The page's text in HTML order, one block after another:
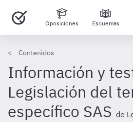
Oposiciones Esquemas
Contenidos
Información y
Legislación del
específico SAS de